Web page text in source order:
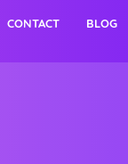
CONTACT BLOG